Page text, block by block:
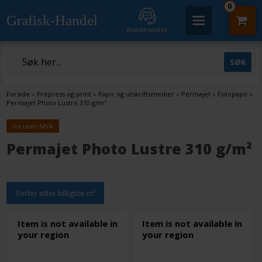
Grafisk-Handel
Kundesenter
0
Forside » Prepress og print » Papir og utskriftsmedier » Permajet » Fotopapir »
Permajet Photo Lustre 310 g/m²
Vis uten MVA
Permajet Photo Lustre 310 g/m²
Sorter etter billigste m²
Item is not available in
your region
Item is not available in
your region